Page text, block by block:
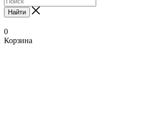
Найти
0
Корзина